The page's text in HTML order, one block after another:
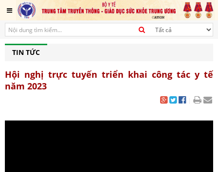
TIN TỨC
Hội nghị trực tuyến triển khai công tác y tế
năm 2023